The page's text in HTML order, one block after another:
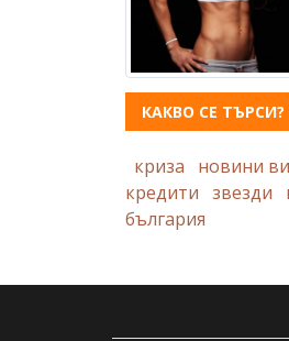
КАКВО СЕ ТЪРСИ?
криза новини
кредити звезди
българия